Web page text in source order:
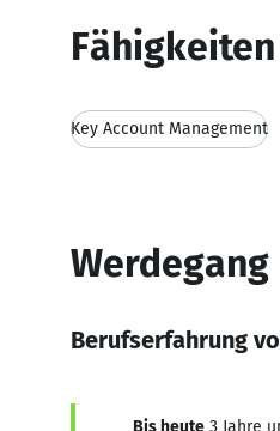
Key Account Management
Werdegang
Berufserfahrung
Bis heute 3 Jahre